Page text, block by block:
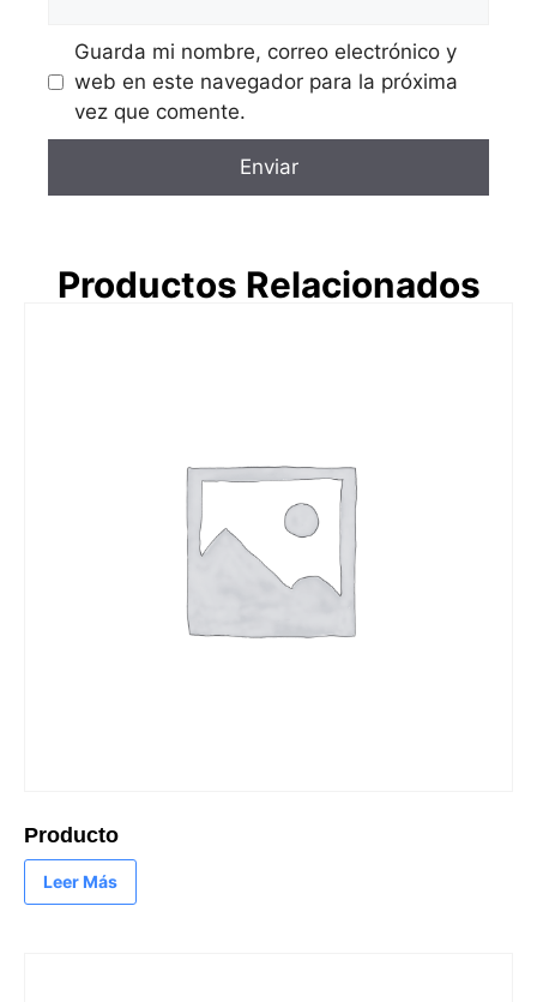
Guarda mi nombre, correo electrónico y
web en este navegador para la próxima
vez que comente.
Productos Relacionados
Producto
Leer Más